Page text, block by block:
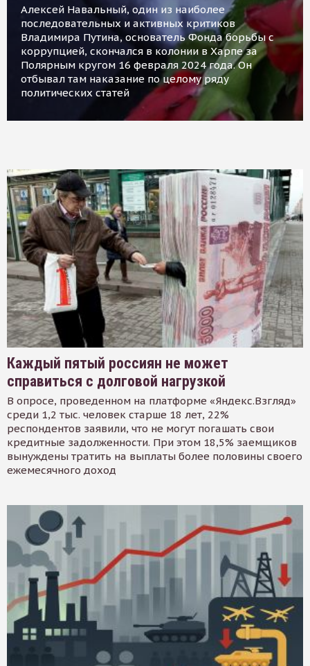
Алексей Навальный, один из наиболее
последовательных и активных критиков
Владимира Путина, основатель Фонда борьбы с
коррупцией, скончался в колонии в Харпе за
Полярным кругом 16 февраля 2024 года. Он
отбывал там наказание по целому ряду
политических статей
Каждый пятый россиян не может
справиться с долговой нагрузкой
В опросе, проведенном на платформе «Яндекс.Взгляд»
среди 1,2 тыс. человек старше 18 лет, 22%
респондентов заявили, что не могут погашать свои
кредитные задолженности. При этом 18,5% заемщиков
вынуждены тратить на выплаты более половины своего
ежемесячного доход